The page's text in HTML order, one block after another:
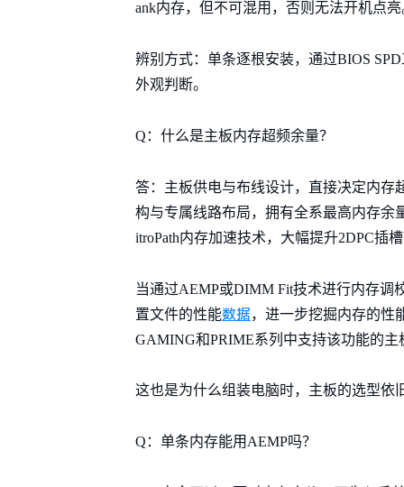
ank内存，但不可混用，否则无法开机点亮
辨别方式：单条逐根安装，通过BIOS
外观判断。
Q：什么是主板内存超频余量？
答：主板供电与布线设计，直接决定内存
构与专属线路布局，拥有全系最高内存余
itroPath内存加速技术，大幅提升2DPC插
当通过AEMP或DIMM Fit技术进行内存调
置文件的性能数据，进一步挖掘内存的性
GAMING和PRIME系列中支持该功能的主
这也是为什么组装电脑时，主板的选型依
Q：单条内存能用AEMP吗？